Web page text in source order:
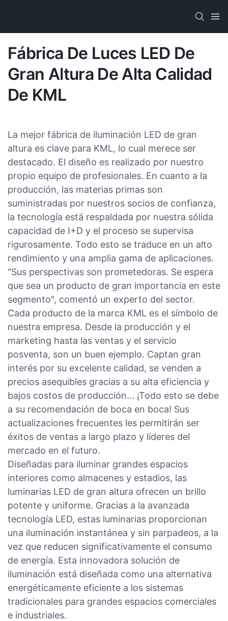
Fábrica De Luces LED De
Gran Altura De Alta Calidad
De KML
La mejor fábrica de iluminación LED de gran
altura es clave para KML, lo cual merece ser
destacado. El diseño es realizado por nuestro
propio equipo de profesionales. En cuanto a la
producción, las materias primas son
suministradas por nuestros socios de confianza,
la tecnología está respaldada por nuestra sólida
capacidad de I+D y el proceso se supervisa
rigurosamente. Todo esto se traduce en un alto
rendimiento y una amplia gama de aplicaciones.
"Sus perspectivas son prometedoras. Se espera
que sea un producto de gran importancia en este
segmento", comentó un experto del sector.
Cada producto de la marca KML es el símbolo de
nuestra empresa. Desde la producción y el
marketing hasta las ventas y el servicio
posventa, son un buen ejemplo. Captan gran
interés por su excelente calidad, se venden a
precios asequibles gracias a su alta eficiencia y
bajos costos de producción... ¡Todo esto se debe
a su recomendación de boca en boca! Sus
actualizaciones frecuentes les permitirán ser
éxitos de ventas a largo plazo y líderes del
mercado en el futuro.
Diseñadas para iluminar grandes espacios
interiores como almacenes y estadios, las
luminarias LED de gran altura ofrecen un brillo
potente y uniforme. Gracias a la avanzada
tecnología LED, estas luminarias proporcionan
una iluminación instantánea y sin parpadeos, a la
vez que reducen significativamente el consumo
de energía. Esta innovadora solución de
iluminación está diseñada como una alternativa
energéticamente eficiente a los sistemas
tradicionales para grandes espacios comerciales
e industriales.